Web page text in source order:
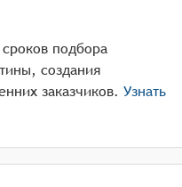
подбора
создания
заказчиков. Узнать